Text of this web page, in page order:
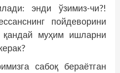
энди ўзимиз-чи?!
пойдеворини
муҳим ишларни
сабоқ бераётган